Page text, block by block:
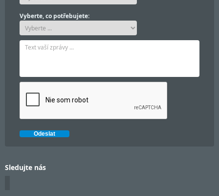
Vyberte, co potřebujete:
Sledujte nás